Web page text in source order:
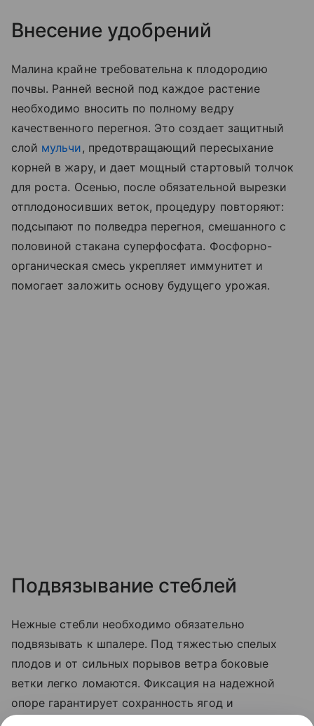
Внесение удобрений
Малина крайне требовательна к плодородию
почвы. Ранней весной под каждое растение
необходимо вносить по полному ведру
качественного перегноя. Это создает защитный
слой мульчи, предотвращающий пересыхание
корней в жару, и дает мощный стартовый толчок
для роста. Осенью, после обязательной вырезки
отплодоносивших веток, процедуру повторяют:
подсыпают по полведра перегноя, смешанного с
половиной стакана суперфосфата. Фосфорно-
органическая смесь укрепляет иммунитет и
помогает заложить основу будущего урожая.
Подвязывание стеблей
Нежные стебли необходимо обязательно
подвязывать к шпалере. Под тяжестью спелых
плодов и от сильных порывов ветра боковые
ветки легко ломаются. Фиксация на надежной
опоре гарантирует сохранность ягод и